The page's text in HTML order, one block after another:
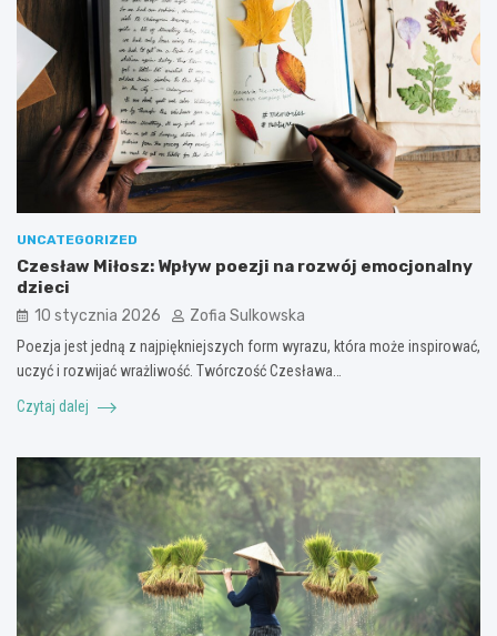
UNCATEGORIZED
Czesław Miłosz: Wpływ poezji na rozwój emocjonalny
dzieci
10 stycznia 2026 Zofia Sulkowska
Poezja jest jedną z najpiękniejszych form wyrazu, która może inspirować,
uczyć i rozwijać wrażliwość. Twórczość Czesława…
Czytaj dalej